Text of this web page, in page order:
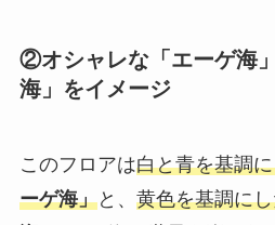
②オシャレな「エーゲ海
海」をイメージ
このフロアは白と青を基調
ーゲ海」と、 黄色を基調に